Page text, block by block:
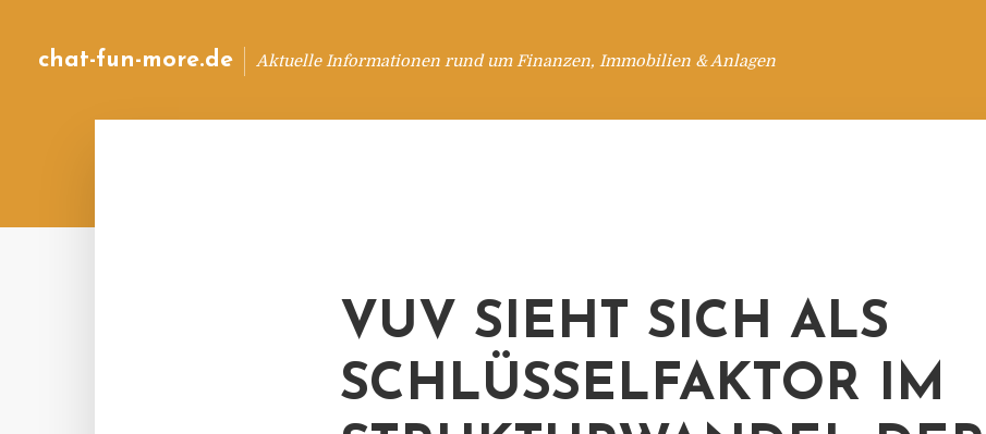
chat-fun-more.de Aktuelle Informationen rund um Finanzen, Immobilien & Anlagen
VUV SIEHT SICH ALS
SCHLÜSSELFAKTOR IM